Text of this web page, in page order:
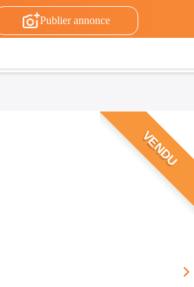
Publier annonce
VENDU